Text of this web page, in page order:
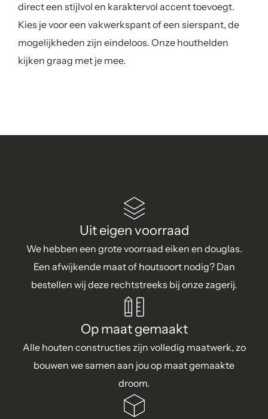
direct een stijlvol en karaktervol accent toevoegt.
Kies je voor een vakwerkspant of een sierspant, de
mogelijkheden zijn eindeloos. Onze houthelden
kijken graag met je mee.
Uit eigen voorraad
We hebben een grote voorraad eiken en douglas.
Een afwijkende maat of houtsoort nodig? Dan
bestellen wij deze rechtstreeks bij onze zagerij.
Op maat gemaakt
Alle houten constructies zijn volledig maatwerk, zo
bouwen we samen aan jou op maat gemaakte
droom.